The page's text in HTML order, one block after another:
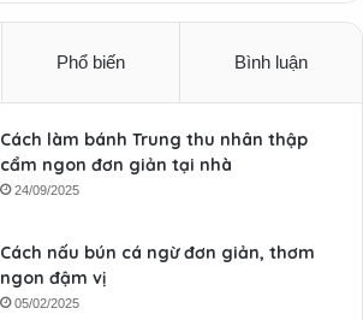
Phổ biến Bình luận
Cách làm bánh Trung thu nhân thập
cẩm ngon đơn giản tại nhà
24/09/2025
Cách nấu bún cá ngừ đơn giản, thơm
ngon đậm vị
05/02/2025